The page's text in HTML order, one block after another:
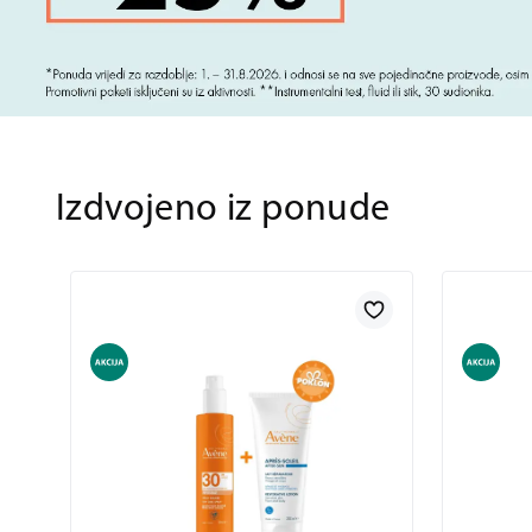
Izdvojeno iz ponude